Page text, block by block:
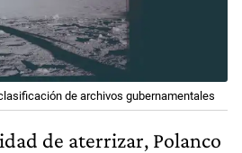
de archivos gubernamentales
de aterrizar, Polanco